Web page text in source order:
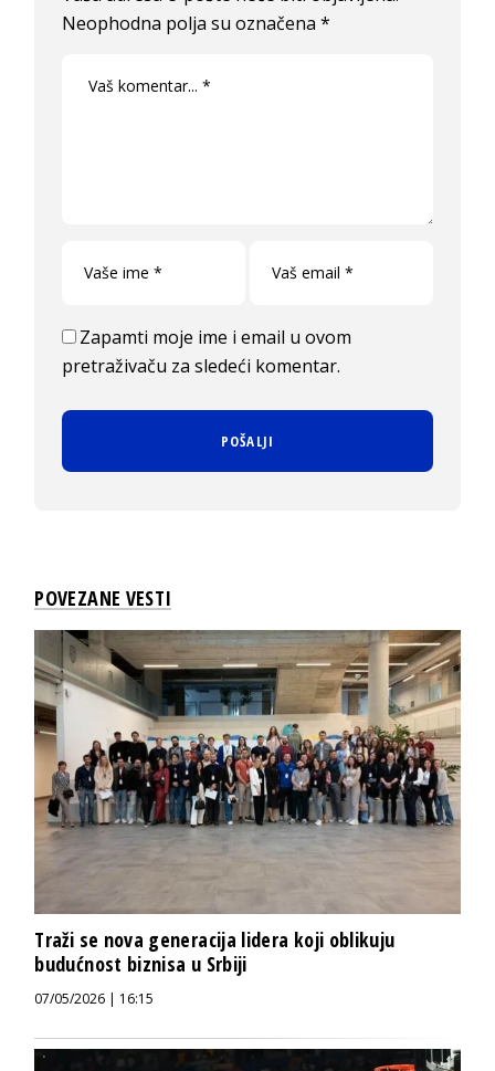
Neophodna polja su označena*
Zapamti moje ime i email u ovom
pretraživaču za sledeći komentar.
POVEZANE VESTI
Traži se nova generacija lidera koji oblikuju
budućnost biznisa u Srbiji
07/05/2026 | 16:15